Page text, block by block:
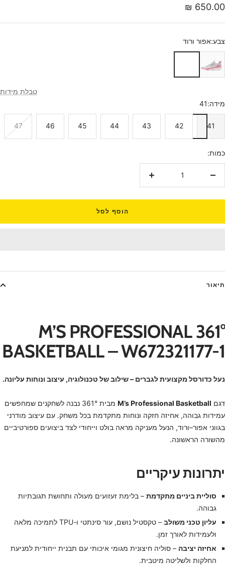
מחיר
הנחה
650.00 ₪
צבע:אפור ורוד
ורוד
מידה:41
טבלת מידות
41
42
43
44
45
46
47
כמות:
הגדלת
הוסף לסל
תיאור
361° M’S PROFESSIONAL
BASKETBALL – W672321177-1
נעל כדורסל מקצועית לגברים – שילוב של טכנולוגיה, עיצוב ונוחות עליונה.
דגם M’s Professional Basketball
מבית 361° נבנה לשחקנים שמחפשים
עמידות גבוהה, אחיזה חזקה ונוחות מתקדמת בכל משחק. עם עיצוב מודרני
בגווני אפור–ורוד, הנעל מעניקה מראה בולט וייחודי לצד ביצועים ספורטיביים
מהשורה הראשונה.
יתרונות עיקריים
סוליית ביניים מתקדמת – בלימת זעזועים מעולה ותחושת תגובתיות
גבוהה.
עליון טכני משולב
– טקסטיל נושם, עור סינתטי ו-TPU לתמיכה מלאה
ולעמידות לאורך זמן.
אחיזה יציבה – סוליה חיצונית מגומי איכותי עם תבנית ייחודית למניעת
החלקות ולשליטה מיטבית.